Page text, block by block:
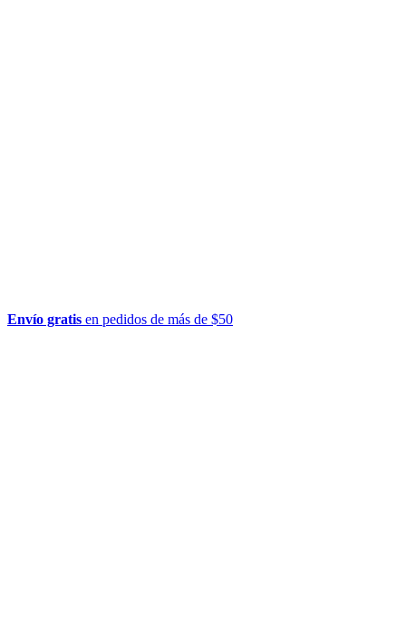
Envío gratis en pedidos de más de $50